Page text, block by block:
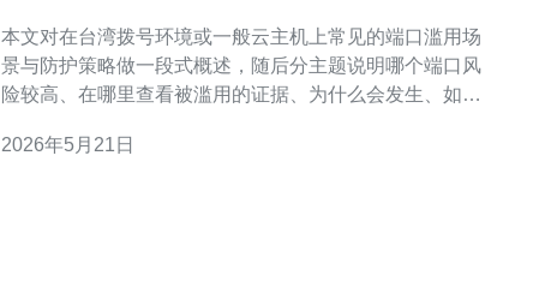
本文对在台湾拨号环境或一般云主机上常见的端口滥用场
景与防护策略做一段式概述，随后分主题说明哪个端口风
险较高、在哪里查看被滥用的证据、为什么会发生、如何
离建议，便于运维人员和安全管理者按步骤落实。 哪个端
2026年5月21日